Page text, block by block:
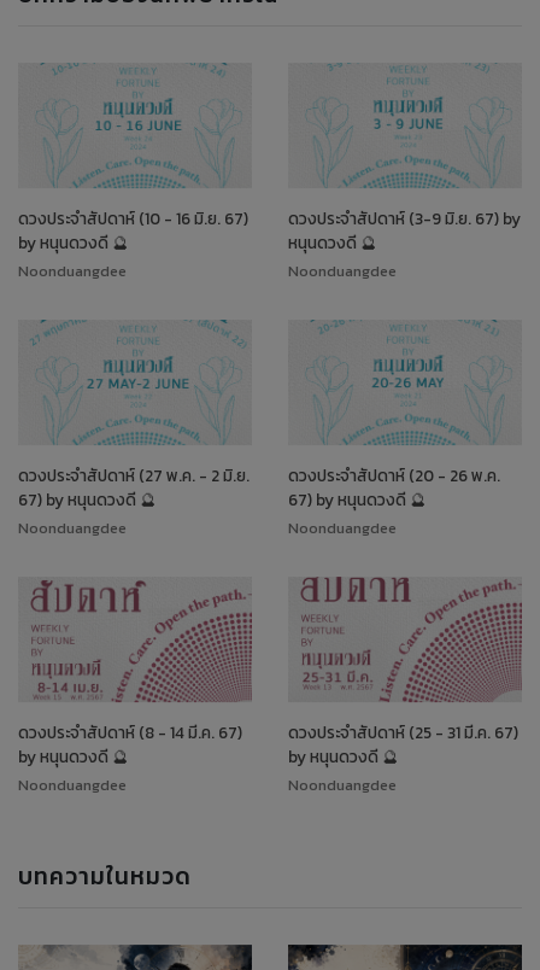
ดวงประจำสัปดาห์ (10 - 16 มิ.ย. 67)
by หนุนดวงดี 🔮
Noonduangdee
ดวงประจำสัปดาห์ (3-9 มิ.ย. 67) by
หนุนดวงดี 🔮
Noonduangdee
ดวงประจำสัปดาห์ (27 พ.ค. - 2 มิ.ย.
67) by หนุนดวงดี 🔮
Noonduangdee
ดวงประจำสัปดาห์ (20 - 26 พ.ค.
67) by หนุนดวงดี 🔮
Noonduangdee
ดวงประจำสัปดาห์ (8 - 14 มี.ค. 67)
by หนุนดวงดี 🔮
Noonduangdee
ดวงประจำสัปดาห์ (25 - 31 มี.ค. 67)
by หนุนดวงดี 🔮
Noonduangdee
บทความในหมวด